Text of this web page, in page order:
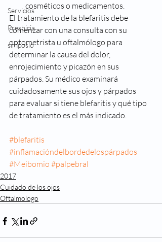
Servicios
Presbicia
simposio
cosméticos o medicamentos.
El tratamiento de la blefaritis debe
comenzar con una consulta con su
optometrista u oftalmólogo para
determinar la causa del dolor,
enrojecimiento y picazón en sus
párpados. Su médico examinará
cuidadosamente sus ojos y párpados
para evaluar si tiene blefaritis y qué tipo
de tratamiento es el más indicado.
#blefaritis
#inflamacióndelbordedelospárpados
#Meibomio #palpebral
2017
Cuidado de los ojos
Oftalmologo